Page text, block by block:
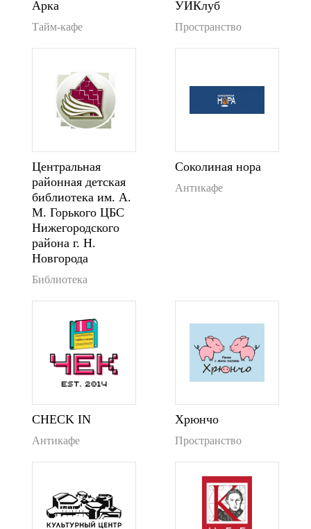
Арка
Тайм-кафе
УИКлуб
Пространство
Центральная
районная детская
библиотека им. А.
М. Горького ЦБС
Нижегородского
района г. Н.
Новгорода
Библиотека
Соколиная нора
Антикафе
CHECK IN
Антикафе
Хрюнчо
Пространство